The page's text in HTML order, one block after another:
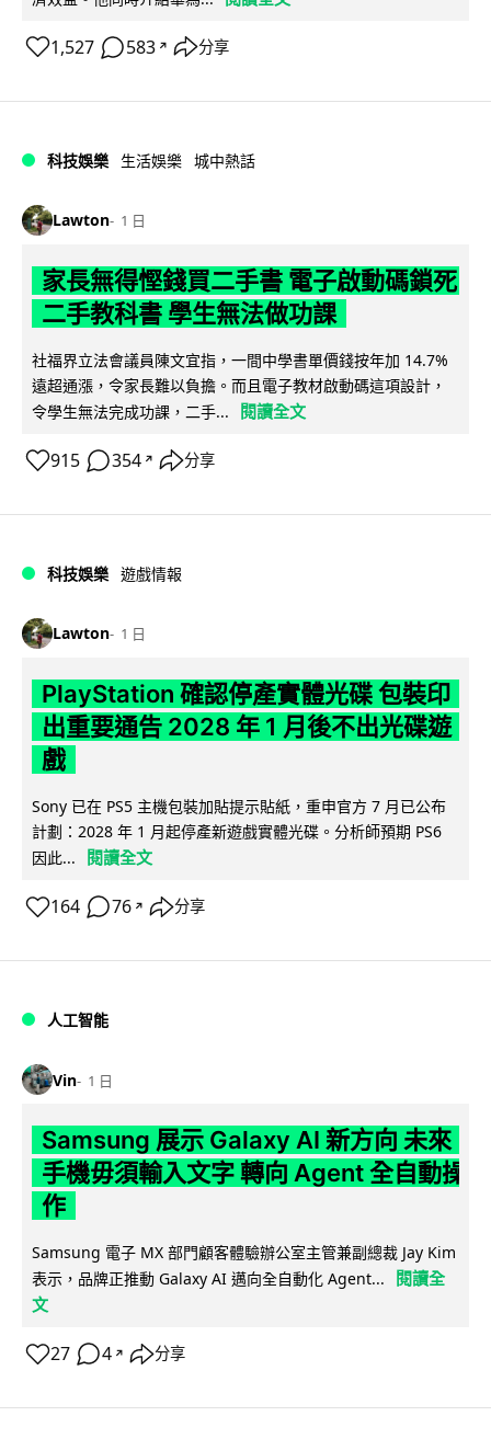
1,527 583 ↗ 分享
科技娛樂 生活娛樂 城中熱話
Lawton 1 日
家長無得慳錢買二手書 電子啟動碼鎖死
二手教科書 學生無法做功課
社福界立法會議員陳文宜指，一間中學書單價錢按年加 14.7%
遠超通漲，令家長難以負擔。而且電子教材啟動碼這項設計，
令學生無法完成功課，二手...
閱讀全文
915 354 ↗ 分享
科技娛樂 遊戲情報
Lawton 1 日
PlayStation 確認停產實體光碟 包裝印
出重要通告 2028 年 1 月後不出光碟遊
戲
Sony 已在 PS5 主機包裝加貼提示貼紙，重申官方 7 月已公布
計劃：2028 年 1 月起停產新遊戲實體光碟。分析師預期 PS6
因此...
閱讀全文
164 76 ↗ 分享
人工智能
Vin 1 日
Samsung 展示 Galaxy AI 新方向 未來
手機毋須輸入文字 轉向 Agent 全自動操
作
Samsung 電子 MX 部門顧客體驗辦公室主管兼副總裁 Jay Kim
表示，品牌正推動 Galaxy AI 邁向全自動化 Agent...
閱讀全
文
27 4 ↗ 分享